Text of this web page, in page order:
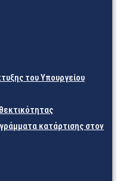
του Υπουργείου
κατάρτισης στον